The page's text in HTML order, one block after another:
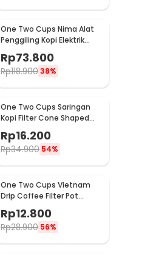
One Two Cups Nima Alat
Penggiling Kopi Elektrik
Bumbu Coffee Grinder -
NM-8300
Rp73.800
Rp118.90038%
One Two Cups Saringan
Kopi Filter Cone Shaped
Coffee Dripper 1 PCS - K741
Rp16.200
Rp34.900 54%
One Two Cups Vietnam
Drip Coffee Filter Pot
Saringan Kopi 124ml 7Q -
LC1
Rp12.800
Rp28.900 56%